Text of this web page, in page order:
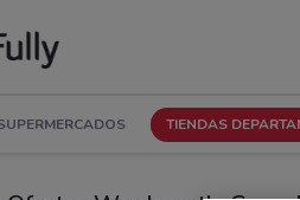
TIENDAS